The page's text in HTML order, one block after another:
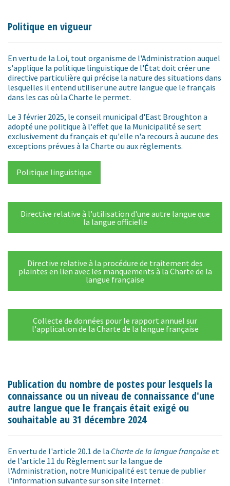
Politique en vigueur
En vertu de la Loi, tout organisme de l'Administration auquel
s'applique la politique linguistique de l'État doit créer une
directive particulière qui précise la nature des situations dans
lesquelles il entend utiliser une autre langue que le français
dans les cas où la Charte le permet.
Le 3 février 2025, le conseil municipal d'East Broughton a
adopté une politique à l'effet que la Municipalité se sert
exclusivement du français et qu'elle n'a recours à aucune des
exceptions prévues à la Charte ou aux règlements.
Politique linguistique
Directive relative à l'utilisation d'une autre langue que
la langue officielle
Directive relative à la procédure de traitement des
plaintes en lien avec les manquements à la Charte de la
langue française
Collecte de données pour le rapport annuel sur
l'application de la Charte de la langue française
Publication du nombre de postes pour lesquels la
connaissance ou un niveau de connaissance d'une
autre langue que le français était exigé ou
souhaitable au 31 décembre 2024
En vertu de l'article 20.1 de la Charte de la langue françaiseet
de l'article 11 du Règlement sur la langue de
l'Administration, notre Municipalité est tenue de publier
l'information suivante sur son site Internet :